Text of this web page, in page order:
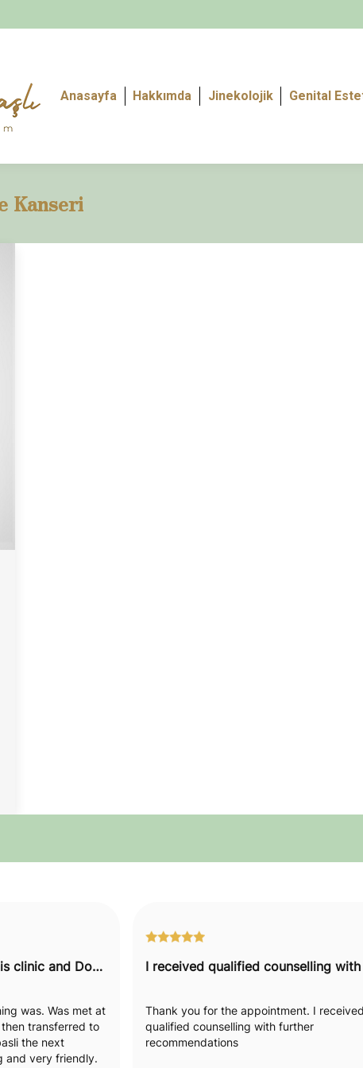
Anasayfa Hakkımda Jinekolojik Genital
Kanseri
I would recommend this clinic and Doctor to everyone.
was. Was met at
transferred to
the next
and very friendly.
Thank you for the appointment. I received
qualified counselling with further
recommendations